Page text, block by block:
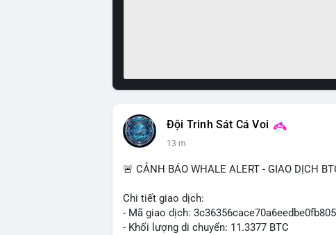
Đội Trinh Sát Cá Voi
13 m
🚨 CẢNH BÁO WHALE ALERT - GIAO DỊCH
Chi tiết giao dịch:
- Mã giao dịch:
- Khối lượng di chuyển: 11.3377 BTC